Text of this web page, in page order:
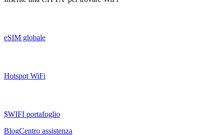
eSIM globale
Hotspot WiFi
$WIFI portafoglio
BlogCentro assistenza